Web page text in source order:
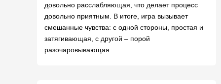
довольно расслабляющая, что делает процесс
довольно приятным. В итоге, игра вызывает
смешанные чувства: с одной стороны, простая и
затягивающая, с другой – порой
разочаровывающая.